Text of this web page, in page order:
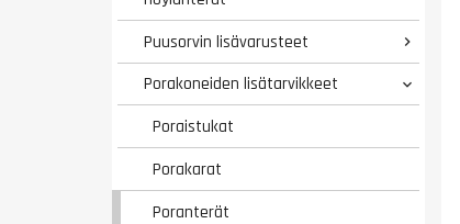
Puusorvin lisävarusteet

Porakoneiden lisätarvikkeet 
Poraistukat
Porakarat
Poranterät